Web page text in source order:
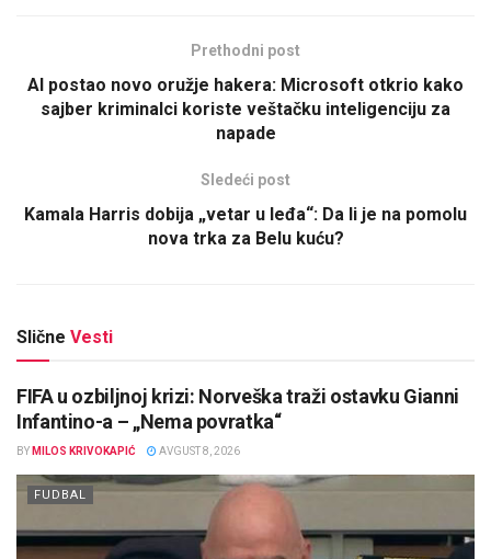
Prethodni post
AI postao novo oružje hakera: Microsoft otkrio kako
sajber kriminalci koriste veštačku inteligenciju za
napade
Sledeći post
Kamala Harris dobija „vetar u leđa“: Da li je na pomolu
nova trka za Belu kuću?
Slične Vesti
FIFA u ozbiljnoj krizi: Norveška traži ostavku Gianni
Infantino-a – „Nema povratka“
BY MILOS KRIVOKAPIĆ AVGUST 8, 2026
FUDBAL